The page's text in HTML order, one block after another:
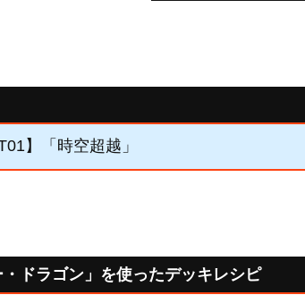
】「時空超越」
・ドラゴン」を使ったデッキレシピ